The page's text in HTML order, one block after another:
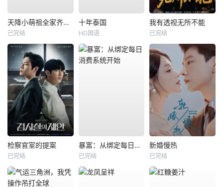
天降小萌祖全家齐齐宠
已完结
十年泰国
HD国语
我有透视无所不能
已完结
检察官室的提案
已完结
暴富：从绑定每日消费系统开始
已完结
新婚慢热
已完结